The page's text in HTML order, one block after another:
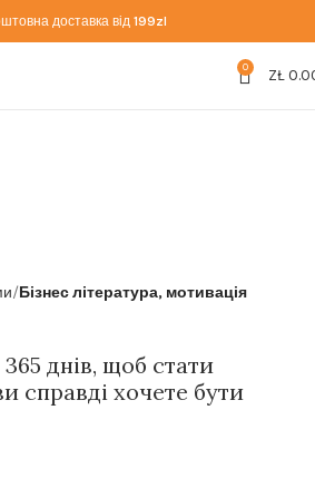
доставка від 199zl
0 ZŁ
Бізнес література, мотивація
днів, щоб стати
справді хочете бути